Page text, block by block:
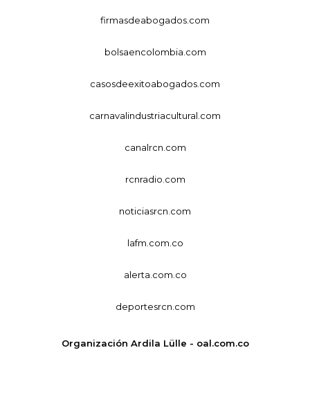
firmasdeabogados.com
bolsaencolombia.com
casosdeexitoabogados.com
carnavalindustriacultural.com
canalrcn.com
rcnradio.com
noticiasrcn.com
lafm.com.co
alerta.com.co
deportesrcn.com
Organización Ardila Lülle - oal.com.co